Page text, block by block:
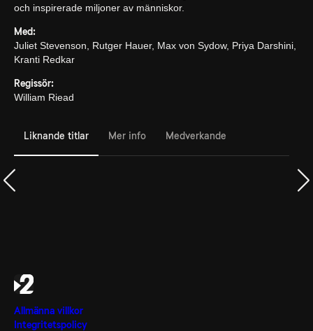
och inspirerade miljoner av människor.
Med:
Juliet Stevenson, Rutger Hauer, Max von Sydow, Priya Darshini,
Kranti Redkar
Regissör:
William Riead
Liknande titlar Mer info Medverkande
Allmänna villkor
Integritetspolicy